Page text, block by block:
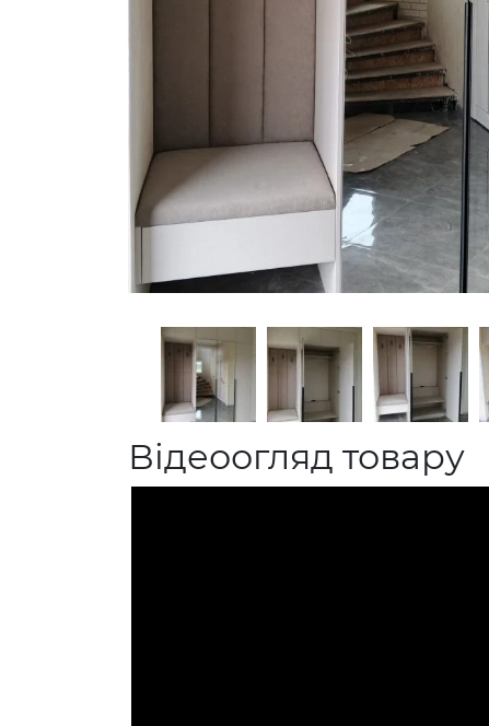
Відеоогляд товару